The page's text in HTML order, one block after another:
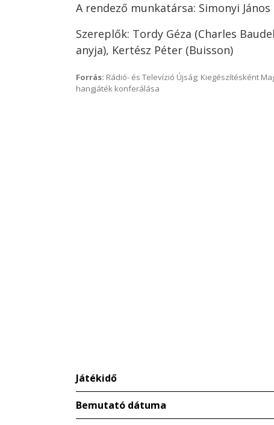
A rendező munkatársa: Simonyi János
Szereplők: Tordy Géza (Charles
anyja), Kertész Péter (Buisson)
Forrás: Rádió- és Televízió Újság; Kiegészítésként
hangjáték konferálása
Játékidő
Bemutató dátuma